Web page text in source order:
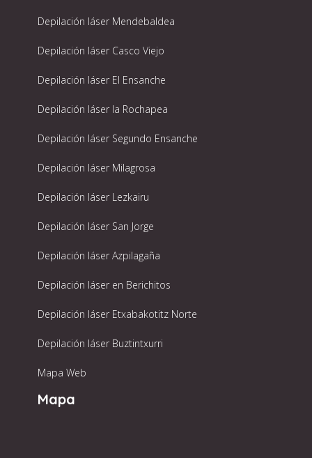
Depilación láser Mendebaldea
Depilación láser Casco Viejo
Depilación láser El Ensanche
Depilación láser la Rochapea
Depilación láser Segundo Ensanche
Depilación láser Milagrosa
Depilación láser Lezkairu
Depilación láser San Jorge
Depilación láser Azpilagaña
Depilación láser en Berichitos
Depilación láser Etxabakotitz Norte
Depilación láser Buztintxurri
Mapa Web
Mapa